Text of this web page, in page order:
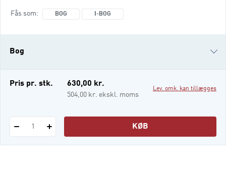
Fås som BOG I-BOG
Bog
i-bog
Pris pr. stk. 630,00 kr.
504,00 kr. ekskl. moms
Lev. omk. kan tillægges
1 KØB